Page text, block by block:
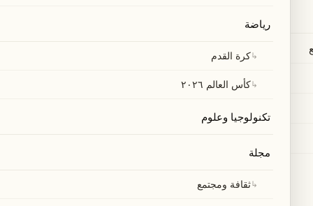
رياضة
↳كرة القدم
↳كأس العالم ٢٠٢٦
تكنولوجيا وعلوم
مجلة
↳ثقافة ومجتمع